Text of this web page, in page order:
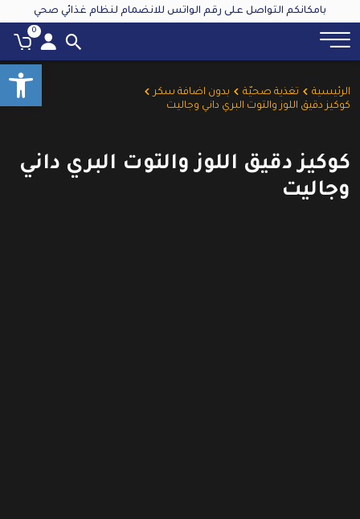
بامكانكم التواصل على رقم الواتس للانضمام لنظام غذائي صحي
0
الرئيسية تغذية صحيّة
بدون اضافة سكر
كوكيز دقيق اللوز والتوت البري داني وجاليت
كوكيز دقيق اللوز والتوت البري داني
وجاليت